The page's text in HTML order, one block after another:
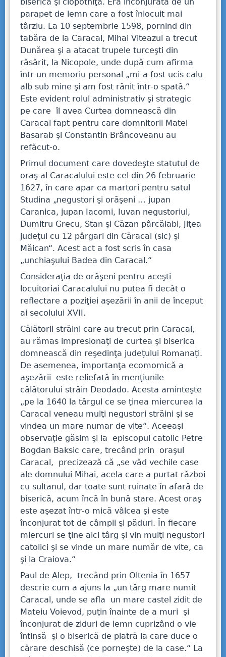
parapet de lemn care a fost înlocuit mai
târziu. La 10 septembrie 1598, pornind din
tabăra de la Caracal, Mihai Viteazul a trecut
Dunărea şi a atacat trupele turceşti din
răsărit, la Nicopole, unde după cum afirma
într-un memoriu personal „mi-a fost ucis calu
alb sub mine şi am fost rănit într-o spată.“
Este evident rolul administrativ şi strategic
pe care îl avea Curtea domnească din
Caracal fapt pentru care domnitorii Matei
Basarab şi Constantin Brâncoveanu au
refăcut-o.
Primul document care dovedeşte statutul de
oraş al Caracalului este cel din 26 februarie
1627, în care apar ca martori pentru satul
Studina „negustori şi orăşeni … jupan
Caranica, jupan Iacomi, Iuvan negustoriul,
Dumitru Grecu, Stan şi Căzan pârcălabi, Jiţea
judeţul cu 12 pârgari din Căracal (sic) şi
Măican“. Acest act a fost scris în casa
„unchiaşului Badea din Caracal.“
Consideraţia de orăşeni pentru aceşti
locuitoriai Caracalului nu putea fi decât o
reflectare a poziţiei aşezării în anii de început
ai secolului XVII.
Călătorii străini care au trecut prin Caracal,
au rămas impresionaţi de curtea şi biserica
domnească din reşedinţa judeţului Romanaţi.
De asemenea, importanţa ecomomică a
aşezării este reliefată în menţiunile
călătorului străin Deodado. Acesta aminteşte
„pe la 1640 la târgul ce se ţinea miercurea la
Caracal veneau mulţi negustori străini şi se
vindea un mare numar de vite“. Aceeaşi
observaţie găsim şi la episcopul catolic Petre
Bogdan Baksic care, trecând prin oraşul
Caracal, precizează că „se văd vechile case
ale domnului Mihai, acela care a purtat război
cu sultanul, dar toate sunt ruinate în afară de
biserică, acum încă în bună stare. Acest oraş
este aşezat într-o mică vâlcea şi este
înconjurat tot de câmpii şi păduri. În fiecare
miercuri se ţine aici târg şi vin mulţi negustori
catolici şi se vinde un mare număr de vite, ca
şi la Craiova.“
Paul de Alep, trecând prin Oltenia în 1657
descrie cum a ajuns la „un târg mare numit
Caracal, unde se afla un mare castel zidit de
Mateiu Voievod, puţin înainte de a muri şi
înconjurat de ziduri de lemn cuprizând o vie
întinsă şi o biserică de piatră la care duce o
cărare deschisă (ce porneşte) de la case.“ La